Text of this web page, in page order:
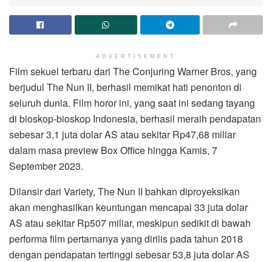
ADVERTISEMENT
Film sekuel terbaru dari The Conjuring Warner Bros, yang
berjudul The Nun II, berhasil memikat hati penonton di
seluruh dunia. Film horor ini, yang saat ini sedang tayang
di bioskop-bioskop Indonesia, berhasil meraih pendapatan
sebesar 3,1 juta dolar AS atau sekitar Rp47,68 miliar
dalam masa preview Box Office hingga Kamis, 7
September 2023.
Dilansir dari Variety, The Nun II bahkan diproyeksikan
akan menghasilkan keuntungan mencapai 33 juta dolar
AS atau sekitar Rp507 miliar, meskipun sedikit di bawah
performa film pertamanya yang dirilis pada tahun 2018
dengan pendapatan tertinggi sebesar 53,8 juta dolar AS